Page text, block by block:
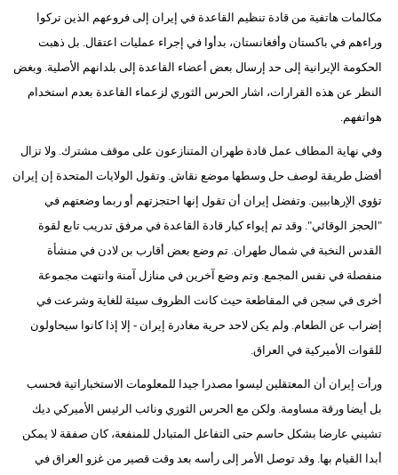
مكالمات هاتفية من قادة تنظيم القاعدة في إيران إلى فروعهم الذين تركوا
وراءهم في باكستان وأفغانستان، بدأوا في إجراء عمليات اعتقال. بل ذهبت
الحكومة الإيرانية إلى حد إرسال بعض أعضاء القاعدة إلى بلدانهم الأصلية. وبغض
النظر عن هذه القرارات، اشار الحرس الثوري لزعماء القاعدة بعدم استخدام
هواتفهم.
وفي نهاية المطاف عمل قادة طهران المتنازعون على موقف مشترك. ولا تزال
أفضل طريقة لوصف حل وسطها موضع نقاش. وتقول الولايات المتحدة إن إيران
تؤوي الإرهابيين. وتفضل إيران أن تقول إنها احتجزتهم أو ربما وضعتهم في
"الحجز الوقائي". وقد تم إيواء كبار قادة القاعدة في مرفق تدريب تابع لقوة
القدس النخبة في شمال طهران. تم وضع بعض أقارب بن لادن في منشأة
منفصلة في نفس المجمع. وتم وضع آخرين في منازل آمنة وانتهت مجموعة
أخرى في سجن في المقاطعة حيث كانت الظروف سيئة للغاية وشرعت في
إضراب عن الطعام. ولم يكن لاحد حرية مغادرة إيران - إلا إذا كانوا سيحاولون
للقوات الأميركية في العراق.
ورأت إيران أن المعتقلين ليسوا مصدرا جيدا للمعلومات الاستخباراتية فحسب
بل أيضا ورقة مساومة. ولكن مع الحرس الثوري ونائب الرئيس الأميركي ديك
تشيني عارضا بشكل حاسم حتى التفاعل المتبادل للمنفعة، كان صفقة لا يمكن
أبدا القيام بها. وقد توصل الأمر إلى رأسه بعد وقت قصير من غزو العراق في